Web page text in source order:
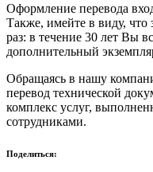
Оформление перевода
Также, имейте в виду, что
раз: в течение 30 лет Вы
дополнительный
Обращаясь в нашу
перевод технической
комплекс услуг,
сотрудниками.
Поделиться: